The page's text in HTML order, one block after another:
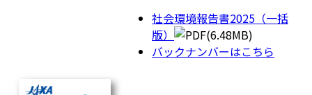
社会環境報告書2025（一括
版）
(6.48MB)
バックナンバーはこちら